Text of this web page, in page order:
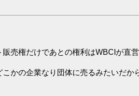
売権だけであとの権利はWBCIが直
かの企業なり団体に売るみたいだか